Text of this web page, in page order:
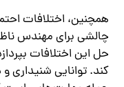
همچنین، اختلافات
چالشی برای مهندس
حل این اختلافات
کند. توانایی شنیداری